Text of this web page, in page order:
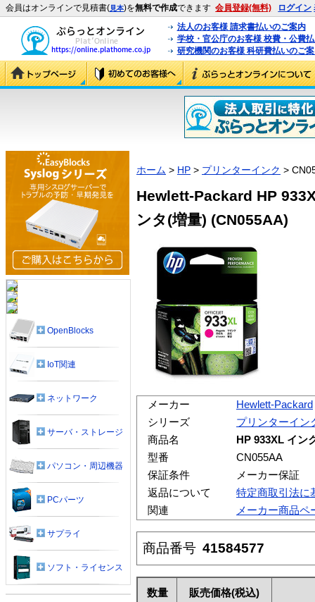
会員はオンラインで見積書(見本)を無料で作成できます 会員登録(無料) ログイン
法人のお客様 請求書払いのご案内
学校・官公庁のお客様 校費・公費
研究機関のお客様 科研費払いのご
ホーム > HP > プリンターインク >
Hewlett-Packard HP
ンタ(増量) (CN055AA)
メーカー
Hewlett-Packard
シリーズ
プリンターイン
商品名
HP 933XL イン
型番
CN055AA
保証条件
メーカー保証
返品について
特定商取引法に
関連
メーカー商品ペ
商品番号 41584577
数量 販売価格(税込)
OpenBlocks
IoT関連
ネットワーク
サーバ・ストレージ
パソコン・周辺機器
PCパーツ
サプライ
ソフト・ライセンス